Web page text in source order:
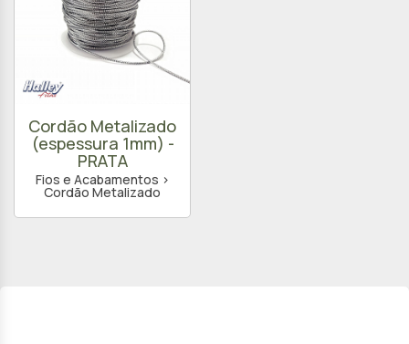
Cordão Metalizado
(espessura 1mm) -
PRATA
Fios e Acabamentos >
Cordão Metalizado